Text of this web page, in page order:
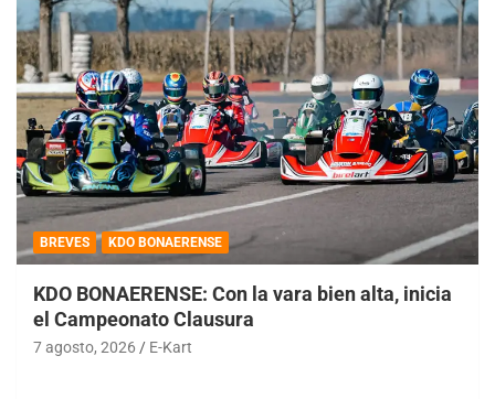
BREVES KDO BONAERENSE
KDO BONAERENSE: Con la vara bien alta, inicia
el Campeonato Clausura
7 agosto, 2026 E-Kart